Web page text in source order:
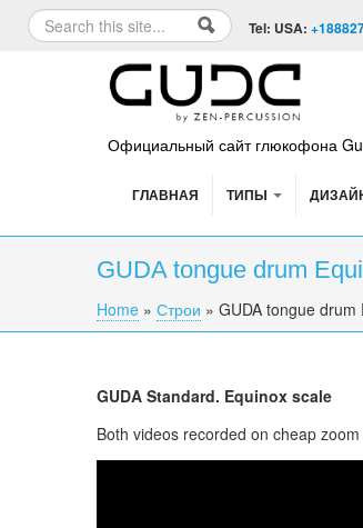
Skip to content
Skip to navigation
Search form
Search Tel: USA:
Официальный сайт глюкофона
ГЛАВНАЯ ТИПЫ
GUDA tongue drum
You are here
Home » Строи » GUDA tongue drum
GUDA Standard. Equinox scale
Both videos recorded on cheap